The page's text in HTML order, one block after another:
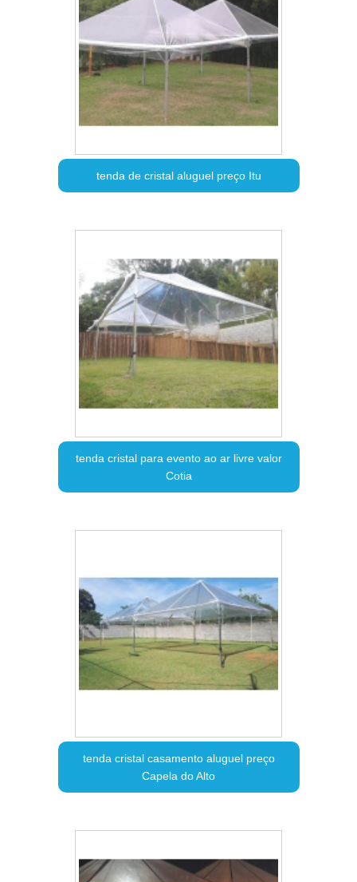
tenda de cristal aluguel preço Itu
tenda cristal para evento ao ar livre valor
Cotia
tenda cristal casamento aluguel preço
Capela do Alto